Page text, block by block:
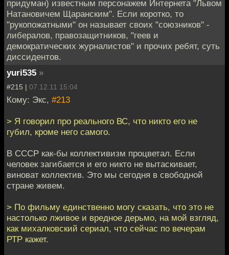
придуман) известным персонажем Интернета "Львом
Натановичем Щаранским". Если коротко, то
"рукопожатными" он называет своих "союзников" -
либералов, правозащитников, "геев и
демократических журналистов" и прочих ребят, суть
диссидентов.
yuri535 »
#215 | 07.12.11 15:04
Кому: Экс, #213
> Я говорил про реального ВС, что никто его не
губил, кроме него самого.
В СССР как-бы коллективизм процветал. Если
человек загибается и его никто не вытаскивает,
виноват коллектив. Это мы сегодня в свободной
стране живем.
> По фильму единственно могу сказать, что это не
настолько лживое и вредное дерьмо, на мой взгляд,
как михалковский сериал, что сейчас по вечерам
РТР кажет.